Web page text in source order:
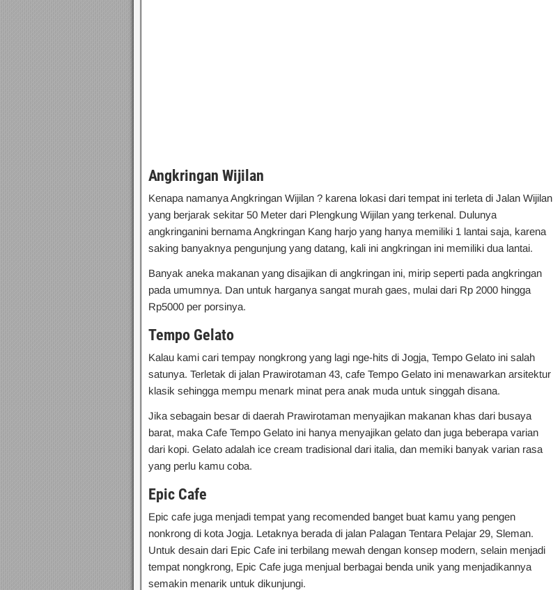
Angkringan Wijilan
Kenapa namanya Angkringan Wijilan ? karena lokasi dari tempat ini terleta di Jalan Wijilan
yang berjarak sekitar 50 Meter dari Plengkung Wijilan yang terkenal. Dulunya
angkringanini bernama Angkringan Kang harjo yang hanya memiliki 1 lantai saja, karena
saking banyaknya pengunjung yang datang, kali ini angkringan ini memiliki dua lantai.
Banyak aneka makanan yang disajikan di angkringan ini, mirip seperti pada angkringan
pada umumnya. Dan untuk harganya sangat murah gaes, mulai dari Rp 2000 hingga
Rp5000 per porsinya.
Tempo Gelato
Kalau kami cari tempay nongkrong yang lagi nge-hits di Jogja, Tempo Gelato ini salah
satunya. Terletak di jalan Prawirotaman 43, cafe Tempo Gelato ini menawarkan arsitektur
klasik sehingga mempu menark minat pera anak muda untuk singgah disana.
Jika sebagain besar di daerah Prawirotaman menyajikan makanan khas dari busaya
barat, maka Cafe Tempo Gelato ini hanya menyajikan gelato dan juga beberapa varian
dari kopi. Gelato adalah ice cream tradisional dari italia, dan memiki banyak varian rasa
yang perlu kamu coba.
Epic Cafe
Epic cafe juga menjadi tempat yang recomended banget buat kamu yang pengen
nonkrong di kota Jogja. Letaknya berada di jalan Palagan Tentara Pelajar 29, Sleman.
Untuk desain dari Epic Cafe ini terbilang mewah dengan konsep modern, selain menjadi
tempat nongkrong, Epic Cafe juga menjual berbagai benda unik yang menjadikannya
semakin menarik untuk dikunjungi.